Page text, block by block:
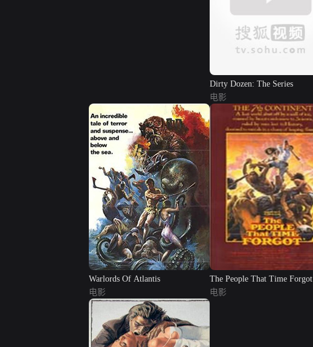
Dirty Dozen: The Series
电影
Warlords Of Atlantis
电影
The People That Time Forgot
电影